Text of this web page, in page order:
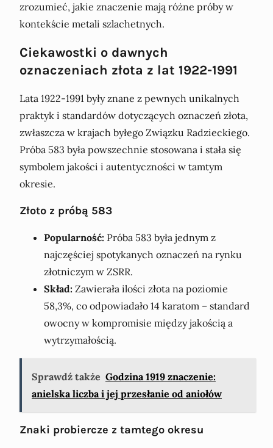
zrozumieć, jakie znaczenie mają różne próby w
kontekście metali szlachetnych.
Ciekawostki o dawnych
oznaczeniach złota z lat 1922-1991
Lata 1922-1991 były znane z pewnych unikalnych
praktyk i standardów dotyczących oznaczeń złota,
zwłaszcza w krajach byłego Związku Radzieckiego.
Próba 583 była powszechnie stosowana i stała się
symbolem jakości i autentyczności w tamtym
okresie.
Złoto z próbą 583
Popularność: Próba 583 była jednym z
najczęściej spotykanych oznaczeń na rynku
złotniczym w ZSRR.
Skład: Zawierała ilości złota na poziomie
58,3%, co odpowiadało 14 karatom – standard
owocny w kompromisie między jakością a
wytrzymałością.
Sprawdź także Godzina 1919 znaczenie:
anielska liczba i jej przesłanie od aniołów
Znaki probiercze z tamtego okresu